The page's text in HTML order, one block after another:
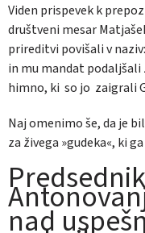
Viden prispevek k
društveni mesar
prireditvi povišali v naziv:
in mu mandat podaljšali
himno, ki so jo zaigrali
Naj omenimo še, da je
za živega »gudeka«, ki
nad